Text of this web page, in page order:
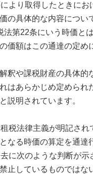
より取得したときに
の具体的な内容につ
第22条にいう時価と
価額はこの通達の定め
釈や課税財産の具体
あらかじめ定められ
説明されています。
税法律主義が明記され
なる時価の算定を通
に次のような判断が
止しているものではな